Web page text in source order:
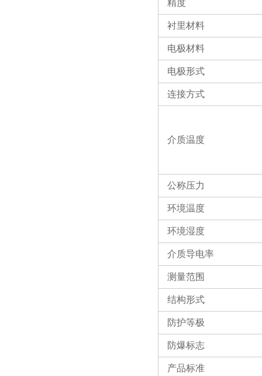
精度
衬里材料
电极材料
电极形式
连接方式
介质温度
公称压力
环境温度
环境湿度
介质导电率
测量范围
结构形式
防护等极
防爆标志
产品标准